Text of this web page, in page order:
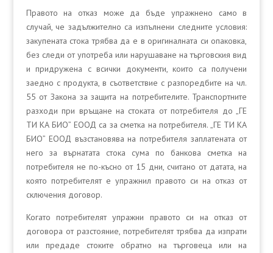
Правото на отказ може да бъде упражнено само в
случай, че задължително са изпълнени следните условия:
закупената стока трябва да е в оригиналната си опаковка,
без следи от употреба или нарушаване на търговския вид
и придружена с всички документи, които са получени
заедно с продукта, в съответствие с разпоредбите на чл.
55 от Закона за защита на потребителите. Транспортните
разходи при връщане на стоката от потребителя до „ГЕ
ТИ КА БИО” ЕООД са за сметка на потребителя. „ГЕ ТИ КА
БИО” ЕООД възстановява на потребителя заплатената от
него за върнатата стока сума по банкова сметка на
потребителя не по-късно от 15 дни, считано от датата, на
която потребителят е упражнил правото си на отказ от
сключения договор.
Когато потребителят упражни правото си на отказ от
договора от разстояние, потребителят трябва да изпрати
или предаде стоките обратно на търговеца или на